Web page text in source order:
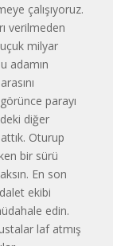
çalışıyoruz.
verilmeden
milyar
adamın
parayı
diğer
Oturup
bir sürü
En son
ekibi
edin.
laf atmış